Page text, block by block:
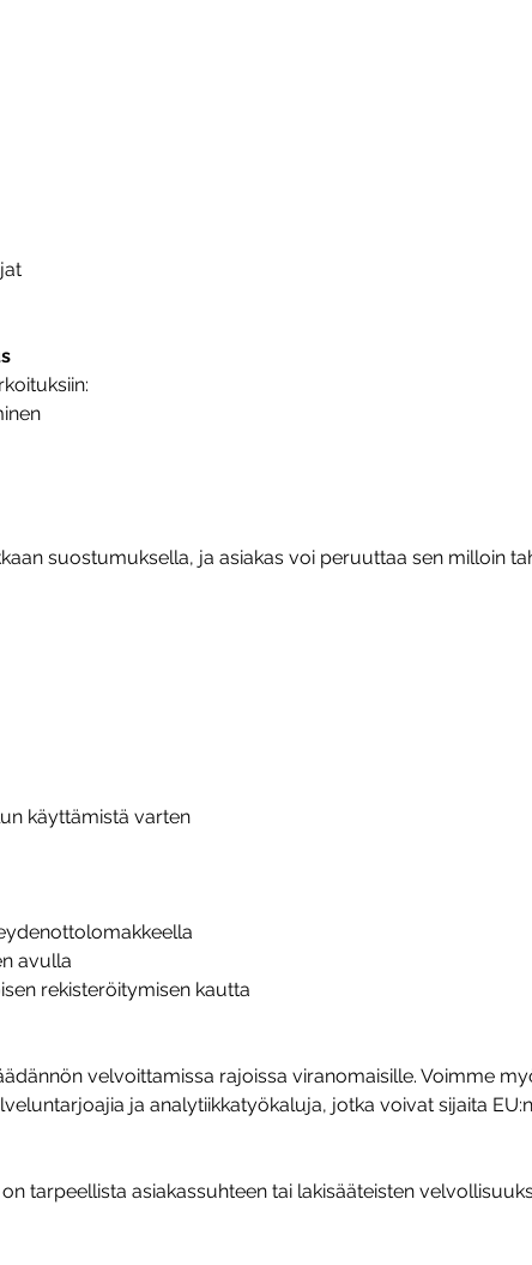
suostumuksella, ja asiakas voi peruuttaa sen milloin
käyttämistä varten
avulla
rekisteröitymisen kautta
velvoittamissa rajoissa viranomaisille. Voimme
ja analytiikkatyökaluja, jotka voivat sijaita
tarpeellista asiakassuhteen tai lakisääteisten